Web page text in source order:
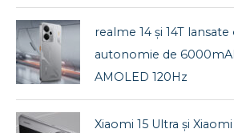
realme 14 și 14T lansate
autonomie de
AMOLED 120Hz
Xiaomi 15 Ultra și